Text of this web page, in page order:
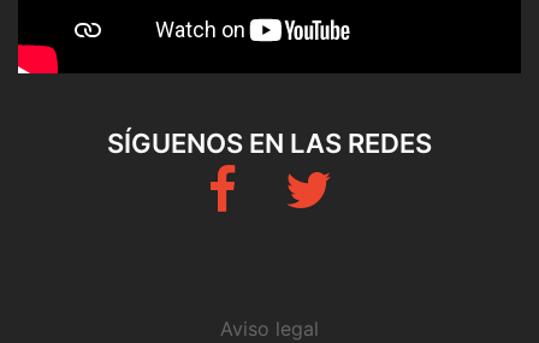
SÍGUENOS EN LAS REDES
Fb Twitter
Aviso legal